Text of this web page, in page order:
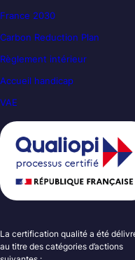
France 2030
Carbon Reduction Plan
Règlement intérieur
Accueil handicap
VAE
La certification qualité a été
au titre des catégories d’actions